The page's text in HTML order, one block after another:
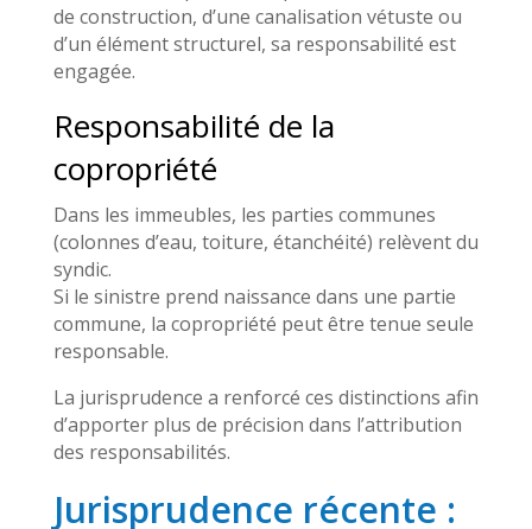
de construction, d’une canalisation vétuste ou
d’un élément structurel, sa responsabilité est
engagée.
Responsabilité de la
copropriété
Dans les immeubles, les parties communes
(colonnes d’eau, toiture, étanchéité) relèvent du
syndic.
Si le sinistre prend naissance dans une partie
commune, la copropriété peut être tenue seule
responsable.
La jurisprudence a renforcé ces distinctions afin
d’apporter plus de précision dans l’attribution
des responsabilités.
Jurisprudence récente :